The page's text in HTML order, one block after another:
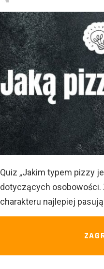
Quiz „Jakim typem pizzy
dotyczących osobowości.
charakteru najlepiej